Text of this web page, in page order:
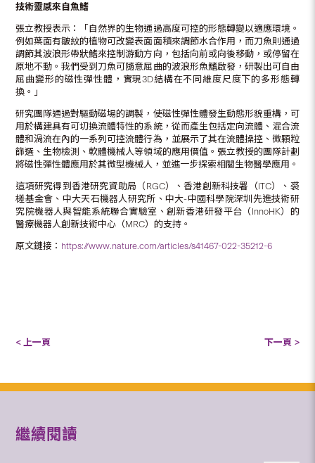
技術靈感來自魚鰭
張立教授表示：「自然界的生物通過高度可控的形態轉變以適應環境。
例如葉面有皺紋的植物可改變表面面積來調節水合作用，而刀魚則通過
調節其波浪形帶狀鰭來控制游動方向，包括向前或向後移動，或停留在
原地不動。我們受到刀魚可隨意屈曲的波浪形魚鰭啟發，研製出可自由
屈曲變形的磁性彈性體，實現3D結構在不同維度尺度下的多形態轉
換。」
研究團隊通過對驅動磁場的調製，使磁性彈性體發生動態形貌重構，可
用於構建具有可切換流體特性的系統，從而產生包括定向流體、混合流
體和渦流在內的一系列可控流體行為，並展示了其在流體操控、微顆粒
篩選、生物檢測、軟體機械人等領域的應用價值。張立教授的團隊計劃
將磁性彈性體應用於其微型機械人，並進一步探索相關生物醫學應用。
這項研究得到香港研究資助局（RGC）、香港創新科技署（ITC）、裘
槎基金會、中大天石機器人研究所、中大-中國科學院深圳先進技術研
究院機器人與智能系統聯合實驗室、創新香港研發平台（InnoHK）的
醫療機器人創新技術中心（MRC）的支持。
原文鏈接： https://www.nature.com/articles/s41467-022-35212-6
< 上一頁 下一頁 >
繼續閱讀